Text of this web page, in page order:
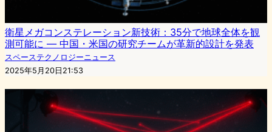
衛星メガコンステレーション新技術：35分で地球全体を観
測可能に — 中国・米国の研究チームが革新的設計を発表
スペーステクノロジーニュース
2025年5月20日21:53